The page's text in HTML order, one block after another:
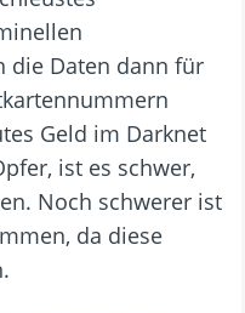
die Daten dann für
Geld im Darknet
ist es schwer,
Noch schwerer ist
da diese